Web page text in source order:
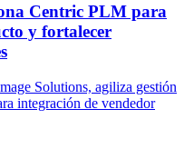
Centric PLM para
y fortalecer
Solutions, agiliza gestión
integración de vendedor